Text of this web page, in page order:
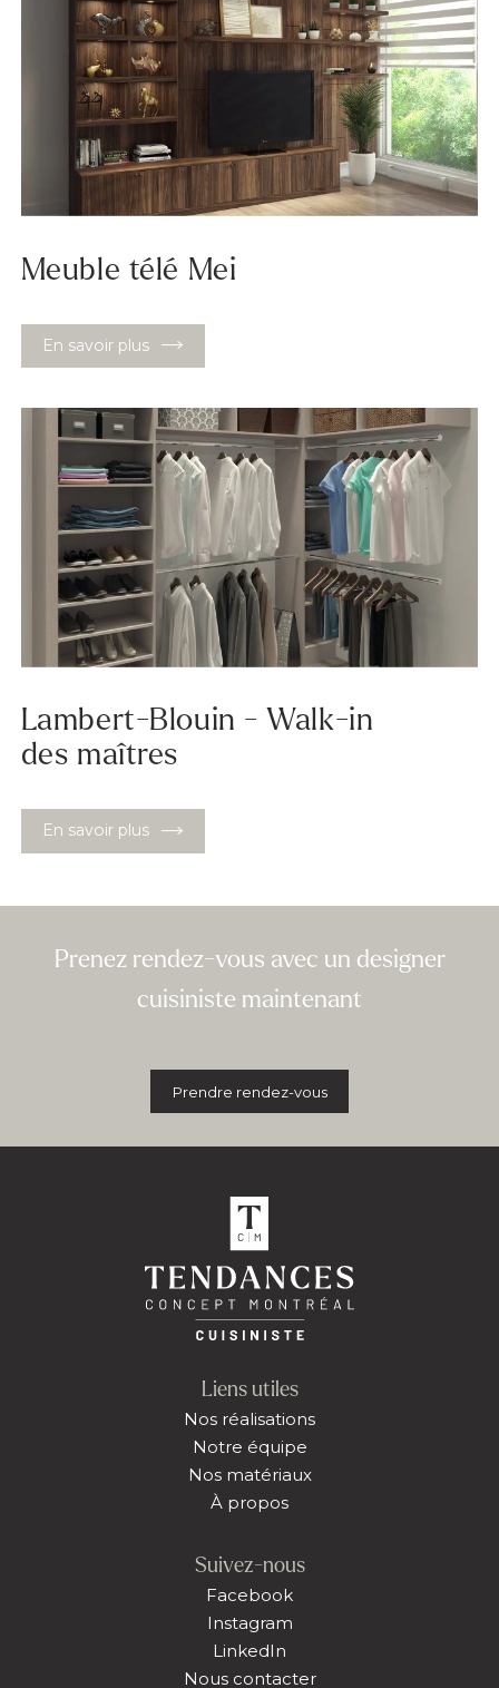
Meuble télé Mei
En savoir plus
Lambert-Blouin - Walk-in
des maîtres
En savoir plus
Prenez rendez-vous avec un designer
cuisiniste maintenant
Prendre rendez-vous
Liens utiles
Nos réalisations
Notre équipe
Nos matériaux
À propos
Suivez-nous
Facebook
Instagram
LinkedIn
Nous contacter